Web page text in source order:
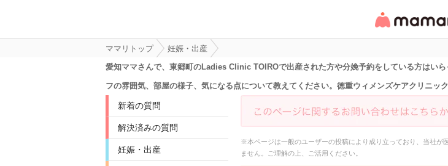
リ・情報サイト
ママリトップ
妊娠・出産
愛知ママさんで、東郷町のLadies Clinic TOIROで出産された方や分娩予約をしている方はい
フの雰囲気、部屋の様子、気になる点について教えてください。徳重ウィメンズケアクリニック
新着の質問
解決済みの質問
妊娠・出産
※本ページは一般のユーザーの投稿により成り立っており、当社が
ません。ご理解の上、ご活用ください。